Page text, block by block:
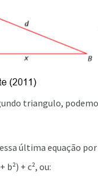
triangulo,
última equação por
b²) + c², ou: